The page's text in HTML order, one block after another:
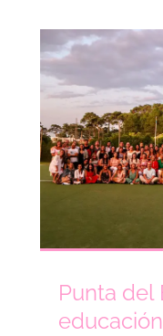
Punta del